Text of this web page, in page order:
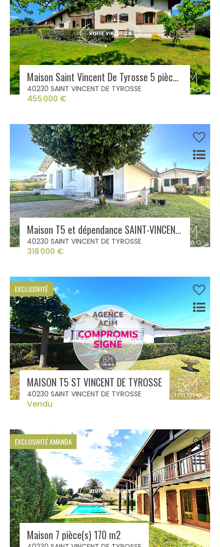
Maison Saint Vincent De Tyrosse 5 pièce(s)
40230 SAINT VINCENT DE TYROSSE
455 000 €
Maison T5 et dépendance SAINT-VINCENT-DE-TYROSSE
40230 SAINT VINCENT DE TYROSSE
318 000 €
EXCLUSIVITÉ
MAISON T5 ST VINCENT DE TYROSSE
40230 SAINT VINCENT DE TYROSSE
Vendu
EXCLUSIVITÉ AMANDA
Maison 7 pièce(s) 170 m2